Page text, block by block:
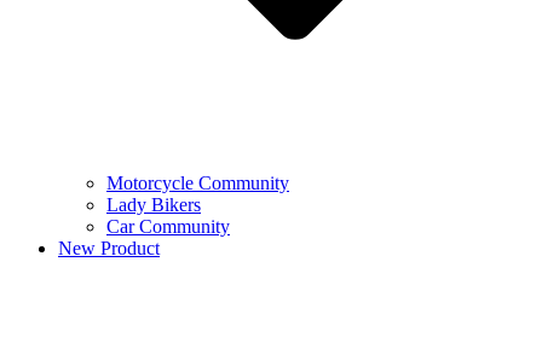
Motorcycle Community
Lady Bikers
Car Community
New Product